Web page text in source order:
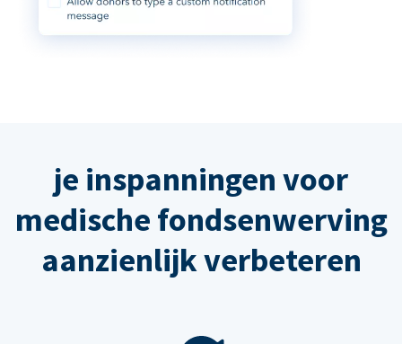
je inspanningen voor
medische fondsenwerving
aanzienlijk verbeteren